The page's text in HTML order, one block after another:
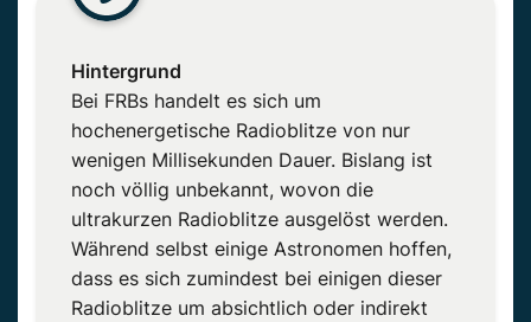
Hintergrund
Bei FRBs handelt es sich um
hochenergetische Radioblitze von nur
wenigen Millisekunden Dauer. Bislang ist
noch völlig unbekannt, wovon die
ultrakurzen Radioblitze ausgelöst werden.
Während selbst einige Astronomen hoffen,
dass es sich zumindest bei einigen dieser
Radioblitze um absichtlich oder indirekt